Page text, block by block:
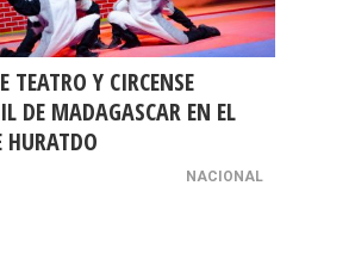
TEATRO Y CIRCENSE
DE MADAGASCAR EN EL
HURATDO
NACIONAL